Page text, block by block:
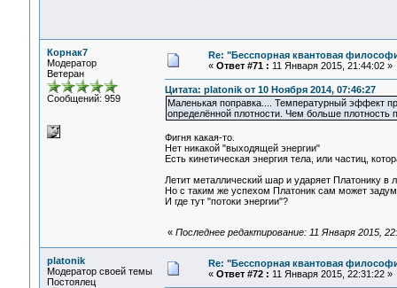
Корнак7
Модератор
Ветеран
Сообщений: 959
Re: "Бесспорная квантовая
« Ответ #71 : 11 Января 2015, 21:44:02 »
Цитата: platonik от 10 Ноября 2014, 07:46:27
Маленькая поправка.... Температурный эффект
определённой плотности. Чем больше плотность
Фигня какая-то.
Нет никакой "выходящей энергии"
Есть кинетическая энергия тела, или частиц,
Летит металлический шар и ударяет Платонику в
Но с таким же успехом Платоник сам может
И где тут "потоки энергии"?
« Последнее редактирование: 11 Января 2015,
platonik
Модератор своей темы
Постоялец
Re: "Бесспорная квантовая
« Ответ #72 : 11 Января 2015, 22:31:22 »